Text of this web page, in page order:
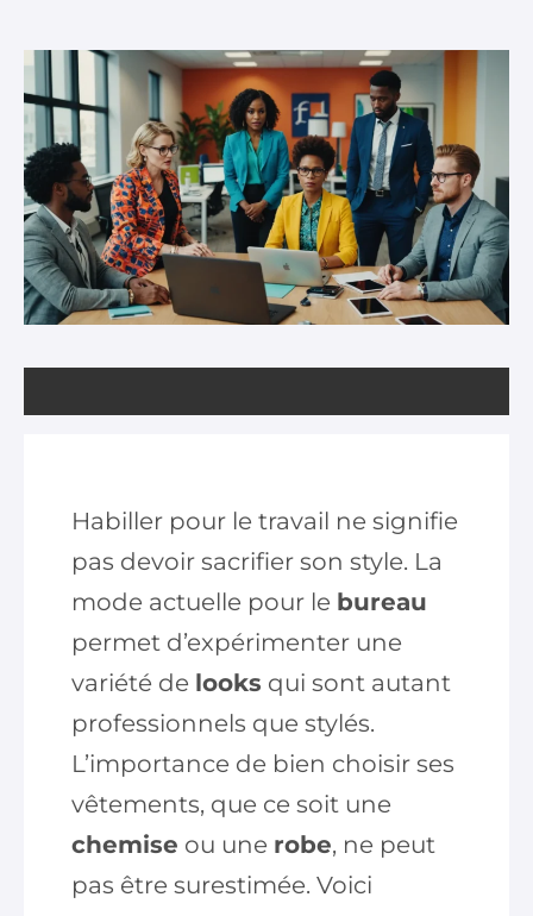
Habiller pour le travail ne signifie
pas devoir sacrifier son style. La
mode actuelle pour le bureau
permet d’expérimenter une
variété de looks qui sont autant
professionnels que stylés.
L’importance de bien choisir ses
vêtements, que ce soit une
chemise ou une robe, ne peut
pas être surestimée. Voici